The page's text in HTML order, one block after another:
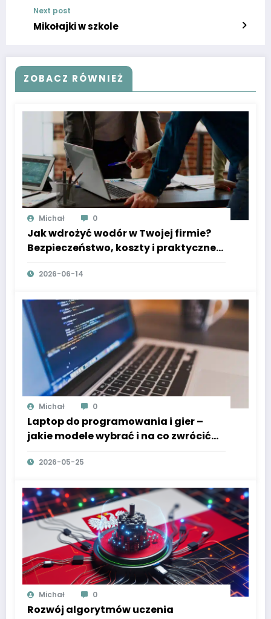
Next post
Mikołajki w szkole
ZOBACZ RÓWNIEŻ
Michał 0
Jak wdrożyć wodór w Twojej firmie?
Bezpieczeństwo, koszty i praktyczne
porady
2026-06-14
Michał 0
Laptop do programowania i gier –
jakie modele wybrać i na co zwrócić
uwagę
2026-05-25
Michał 0
Rozwój algorytmów uczenia